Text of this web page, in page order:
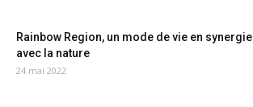
Rainbow Region, un mode de vie en synergie
avec la nature
24 mai 2022